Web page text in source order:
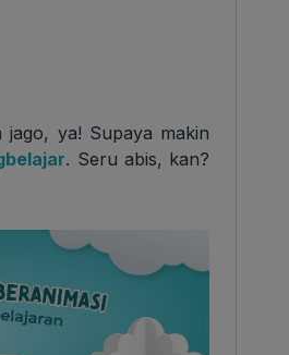
ya! Supaya makin
. Seru abis, kan?